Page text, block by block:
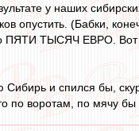
у наших
опустить. (Бабки,
ПЯТИ ТЫСЯЧ ЕВРО. Вот
и спился бы,
по воротам, по мячу